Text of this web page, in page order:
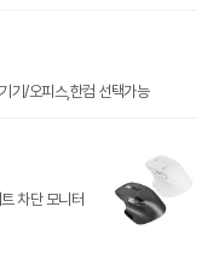
기/오피스,한컴 선택가능
차단 모니터